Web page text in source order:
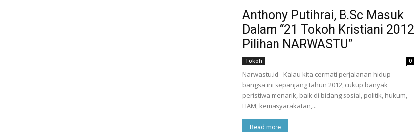
Anthony Putihrai, B.Sc Masuk
Dalam “21 Tokoh Kristiani 2012
Pilihan NARWASTU”
Tokoh 0
Narwastu.id - Kalau kita cermati perjalanan hidup
bangsa ini sepanjang tahun 2012, cukup banyak
peristiwa menarik, baik di bidang sosial, politik, hukum,
HAM, kemasyarakatan,...
Read more